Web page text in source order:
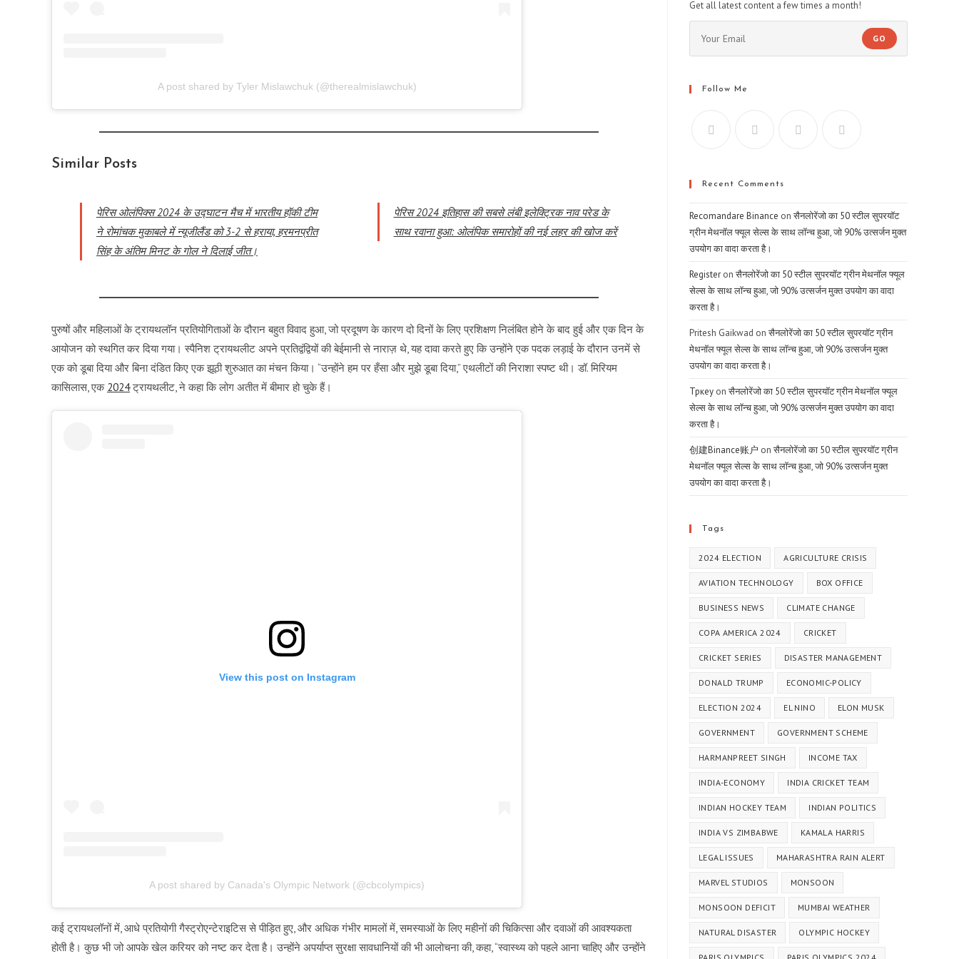
A post shared by Tyler Mislawchuk (@therealmislawchuk)
Similar Posts
पेरिस ओलंपिक्स 2024 के उद्घाटन मैच में भारतीय हॉकी टीम
ने रोमांचक मुकाबले में न्यूजीलैंड को 3-2 से हराया, हरमनप्रीत
सिंह के अंतिम मिनट के गोल ने दिलाई जीत।
पेरिस 2024 इतिहास की सबसे लंबी इलेक्ट्रिक नाव परेड के
साथ रवाना हुआ: ओलंपिक समारोहों की नई लहर की खोज करें
पुरुषों और महिलाओं के ट्रायथलॉन प्रतियोगिताओं के दौरान बहुत विवाद हुआ, जो प्रदूषण के कारण दो दिनों के लिए प्रशिक्षण निलंबित होने के बाद हुई और एक दिन के
आयोजन को स्थगित कर दिया गया। स्पैनिश ट्रायथलीट अपने प्रतिद्वंद्वियों की बेईमानी से नाराज़ थे, यह दावा करते हुए कि उन्होंने एक पदक लड़ाई के दौरान उनमें से
एक को डूबा दिया और बिना दंडित किए एक झूठी शुरुआत का मंचन किया। “उन्होंने हम पर हँसा और मुझे डूबा दिया,” एथलीटों की निराशा स्पष्ट थी। डॉ. मिरियम
कासिलास, एक 2024ट्रायथलीट, ने कहा कि लोग अतीत में बीमार हो चुके हैं।
View this post on Instagram
A post shared by Canada's Olympic Network (@cbcolympics)
कई ट्रायथलॉनों में, आधे प्रतियोगी गैस्ट्रोएन्टेराइटिस से पीड़ित हुए, और अधिक गंभीर मामलों में, समस्याओं के लिए महीनों की चिकित्सा और दवाओं की आवश्यकता
होती है। कुछ भी जो आपके खेल करियर को नष्ट कर देता है। उन्होंने अपर्याप्त सुरक्षा सावधानियों की भी आलोचना की, कहा, “स्वास्थ्य को पहले आना चाहिए और उन्होंने
Get all latest content a few times a month!
GO
Follow Me
Recent Comments
Recomandare Binance onसैनलोरेंजो का 50 स्टील सुपरयॉट
ग्रीन मेथनॉल फ्यूल सेल्स के साथ लॉन्च हुआ, जो 90% उत्सर्जन मुक्त
उपयोग का वादा करता है।
Register onसैनलोरेंजो का 50 स्टील सुपरयॉट ग्रीन मेथनॉल फ्यूल
सेल्स के साथ लॉन्च हुआ, जो 90% उत्सर्जन मुक्त उपयोग का वादा
करता है।
Pritesh Gaikwad onसैनलोरेंजो का 50 स्टील सुपरयॉट ग्रीन
मेथनॉल फ्यूल सेल्स के साथ लॉन्च हुआ, जो 90% उत्सर्जन मुक्त
उपयोग का वादा करता है।
Тркеу onसैनलोरेंजो का 50 स्टील सुपरयॉट ग्रीन मेथनॉल फ्यूल
सेल्स के साथ लॉन्च हुआ, जो 90% उत्सर्जन मुक्त उपयोग का वादा
करता है।
创建Binance账户 onसैनलोरेंजो का 50 स्टील सुपरयॉट ग्रीन
मेथनॉल फ्यूल सेल्स के साथ लॉन्च हुआ, जो 90% उत्सर्जन मुक्त
उपयोग का वादा करता है।
Tags
2024 ELECTION AGRICULTURE CRISIS
AVIATION TECHNOLOGY BOX OFFICE
BUSINESS NEWS CLIMATE CHANGE
COPA AMERICA 2024 CRICKET
CRICKET SERIES DISASTER MANAGEMENT
DONALD TRUMP ECONOMIC-POLICY
ELECTION 2024 EL NINO ELON MUSK
GOVERNMENT GOVERNMENT SCHEME
HARMANPREET SINGH INCOME TAX
INDIA-ECONOMY INDIA CRICKET TEAM
INDIAN HOCKEY TEAM INDIAN POLITICS
INDIA VS ZIMBABWE KAMALA HARRIS
LEGAL ISSUES MAHARASHTRA RAIN ALERT
MARVEL STUDIOS MONSOON
MONSOON DEFICIT MUMBAI WEATHER
NATURAL DISASTER OLYMPIC HOCKEY